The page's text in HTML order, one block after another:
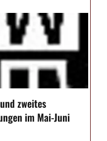
zweites
im Mai-Juni